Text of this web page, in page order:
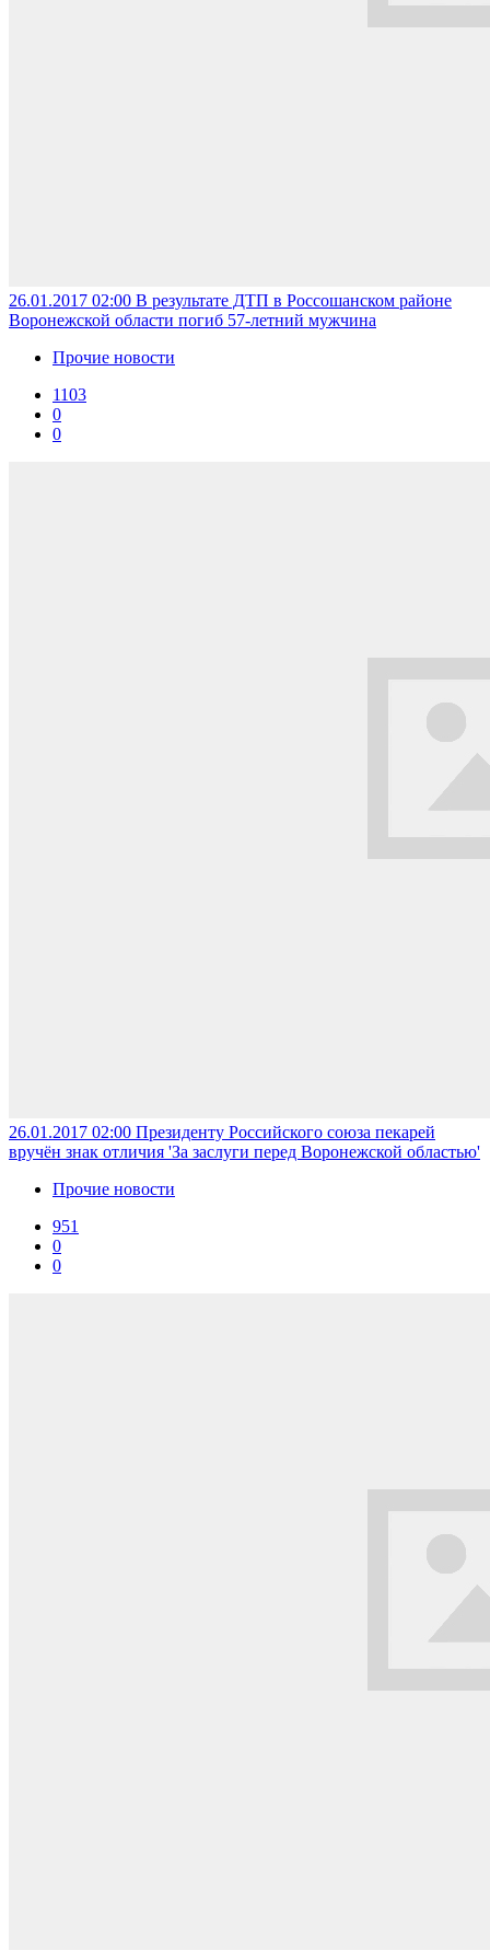
26.01.2017 02:00 В результате ДТП в Россошанском районе
Воронежской области погиб 57-летний мужчина
Прочие новости
1103
0
0
26.01.2017 02:00 Президенту Российского союза пекарей
вручён знак отличия 'За заслуги перед Воронежской областью'
Прочие новости
951
0
0